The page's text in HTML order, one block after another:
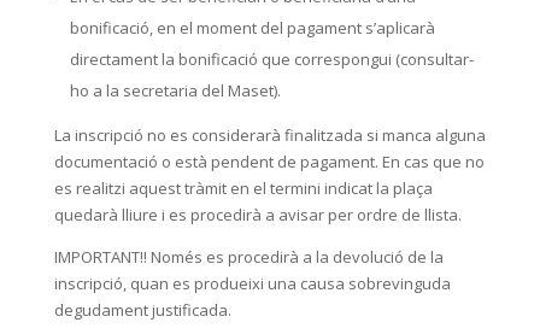
bonificació, en el moment del pagament s’aplicarà
directament la bonificació que correspongui (consultar-
ho a la secretaria del Maset).
La inscripció no es considerarà finalitzada si manca alguna
documentació o està pendent de pagament. En cas que no
es realitzi aquest tràmit en el termini indicat la plaça
quedarà lliure i es procedirà a avisar per ordre de llista.
IMPORTANT!! Només es procedirà a la devolució de la
inscripció, quan es produeixi una causa sobrevinguda
degudament justificada.